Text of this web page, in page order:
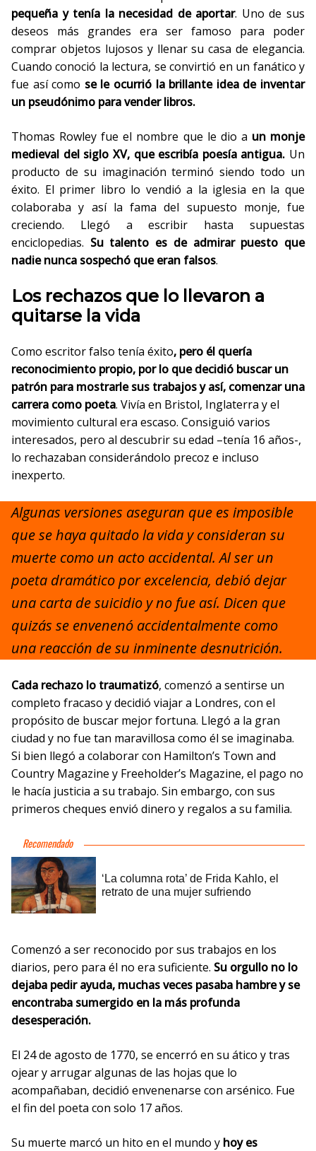
pequeña y tenía la necesidad de aportar. Uno de sus
deseos más grandes era ser famoso para poder
comprar objetos lujosos y llenar su casa de elegancia.
Cuando conoció la lectura, se convirtió en un fanático y
fue así como se le ocurrió la brillante idea de inventar
un pseudónimo para vender libros.
Thomas Rowley fue el nombre que le dio a un monje
medieval del siglo XV, que escribía poesía antigua. Un
producto de su imaginación terminó siendo todo un
éxito. El primer libro lo vendió a la iglesia en la que
colaboraba y así la fama del supuesto monje, fue
creciendo. Llegó a escribir hasta supuestas
enciclopedias. Su talento es de admirar puesto que
nadie nunca sospechó que eran falsos.
Los rechazos que lo llevaron a
quitarse la vida
Como escritor falso tenía éxito, pero él quería
reconocimiento propio, por lo que decidió buscar un
patrón para mostrarle sus trabajos y así, comenzar una
carrera como poeta. Vivía en Bristol, Inglaterra y el
movimiento cultural era escaso. Consiguió varios
interesados, pero al descubrir su edad –tenía 16 años-,
lo rechazaban considerándolo precoz e incluso
inexperto.
Algunas versiones aseguran que es imposible
que se haya quitado la vida y consideran su
muerte como un acto accidental. Al ser un
poeta dramático por excelencia, debió dejar
una carta de suicidio y no fue así. Dicen que
quizás se envenenó accidentalmente como
una reacción de su inminente desnutrición.
Cada rechazo lo traumatizó, comenzó a sentirse un
completo fracaso y decidió viajar a Londres, con el
propósito de buscar mejor fortuna. Llegó a la gran
ciudad y no fue tan maravillosa como él se imaginaba.
Si bien llegó a colaborar con Hamilton’s Town and
Country Magazine y Freeholder’s Magazine, el pago no
le hacía justicia a su trabajo. Sin embargo, con sus
primeros cheques envió dinero y regalos a su familia.
Comenzó a ser reconocido por sus trabajos en los
diarios, pero para él no era suficiente. Su orgullo no lo
dejaba pedir ayuda, muchas veces pasaba hambre y se
encontraba sumergido en la más profunda
desesperación.
El 24 de agosto de 1770, se encerró en su ático y tras
ojear y arrugar algunas de las hojas que lo
acompañaban, decidió envenenarse con arsénico. Fue
el fin del poeta con solo 17 años.
Su muerte marcó un hito en el mundo y hoy es